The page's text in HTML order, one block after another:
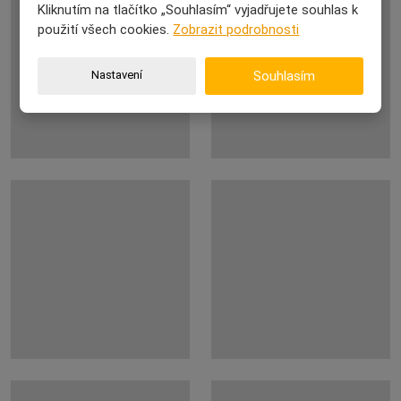
Kliknutím na tlačítko „Souhlasím“ vyjadřujete souhlas k
použití všech cookies. Zobrazit podrobnosti
Nastavení Souhlasím